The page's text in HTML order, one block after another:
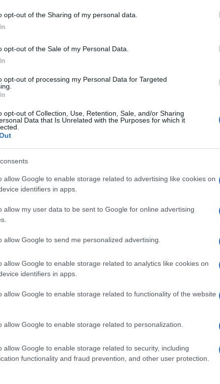
opt-out of the Sharing of my personal data.
opt-out of the Sale of my Personal Data.
opt-out of processing my Personal Data for Targeted
opt-out of Collection, Use, Retention, Sale, and/or Sharing
Data that Is Unrelated with the Purposes for which it
allow Google to enable storage related to advertising like cookies on
identifiers in apps.
allow my user data to be sent to Google for online advertising
allow Google to send me personalized advertising.
allow Google to enable storage related to analytics like cookies on
identifiers in apps.
allow Google to enable storage related to functionality of the website
allow Google to enable storage related to personalization.
allow Google to enable storage related to security, including
functionality and fraud prevention, and other user protection.
em 1972 no Coinmarketcap e recentemente
este artigo foi escrito.
ao contrário de outras criptomoedas
com dinheiro de fiats. No entanto, você ainda
primeiro USDT em qualquer bolsa de fiat-to-
que oferece a troca dessa moeda. Neste artigo de
para comprar ECO .
Crypto Exchange
criptomoedas, neste caso, USDT
duas das trocas fiat-to-crypto mais
as bolsas têm suas próprias políticas de taxas
É recomendável que você experimente os dois e